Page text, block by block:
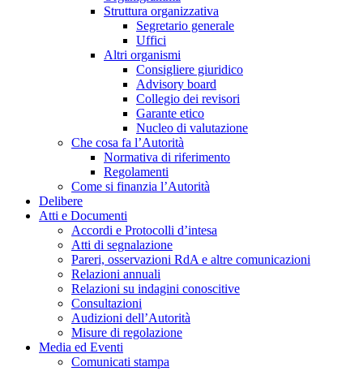
Struttura organizzativa
Segretario generale
Uffici
Altri organismi
Consigliere giuridico
Advisory board
Collegio dei revisori
Garante etico
Nucleo di valutazione
Che cosa fa l’Autorità
Normativa di riferimento
Regolamenti
Come si finanzia l’Autorità
Delibere
Atti e Documenti
Accordi e Protocolli d’intesa
Atti di segnalazione
Pareri, osservazioni RdA e altre comunicazioni
Relazioni annuali
Relazioni su indagini conoscitive
Consultazioni
Audizioni dell’Autorità
Misure di regolazione
Media ed Eventi
Comunicati stampa